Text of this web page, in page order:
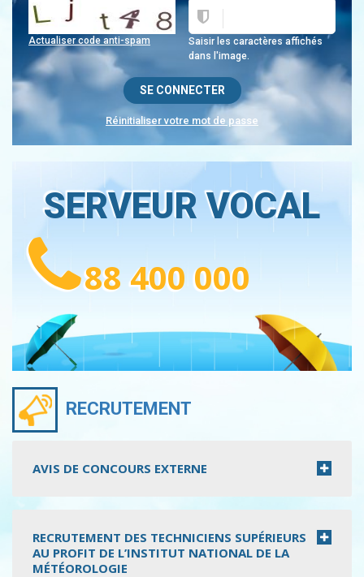
Saisir les caractères affichés
dans l'image.
Actualiser code anti-spam
Réinitialiser votre mot de passe
SERVEUR VOCAL
88 400 000
RECRUTEMENT
AVIS DE CONCOURS EXTERNE
RECRUTEMENT DES TECHNICIENS SUPÉRIEURS
AU PROFIT DE L’INSTITUT NATIONAL DE LA
MÉTÉOROLOGIE